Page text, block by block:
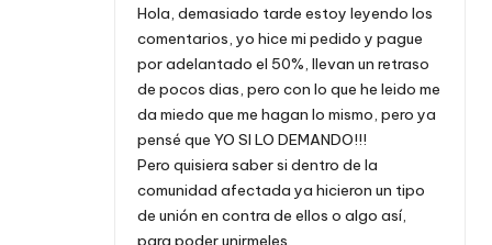
Hola, demasiado tarde estoy leyendo los
comentarios, yo hice mi pedido y pague
por adelantado el 50%, llevan un retraso
de pocos dias, pero con lo que he leido me
da miedo que me hagan lo mismo, pero ya
pensé que YO SI LO DEMANDO!!!
Pero quisiera saber si dentro de la
comunidad afectada ya hicieron un tipo
de unión en contra de ellos o algo así,
para poder unirmeles.